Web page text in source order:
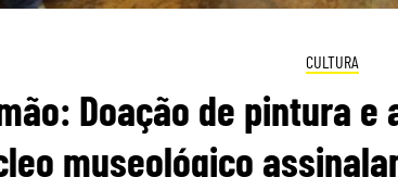
CULTURA
Doação de pintura
museológico